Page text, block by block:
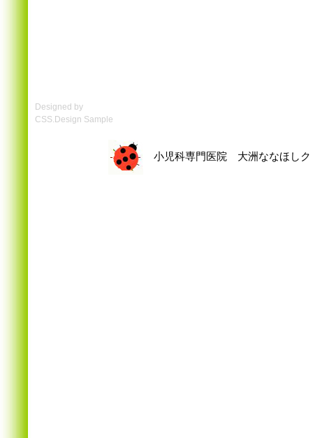
Designed by
CSS.Design Sample
小児科専門医院 大洲ななほし